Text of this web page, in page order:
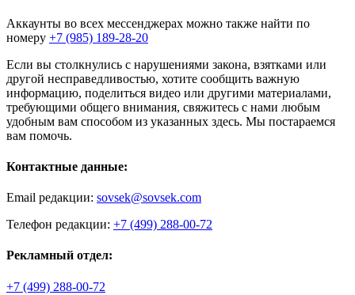
Аккаунты во всех мессенджерах можно также найти по
номеру +7 (985) 189-28-20
Если вы столкнулись с нарушениями закона, взятками или
другой несправедливостью, хотите сообщить важную
информацию, поделиться видео или другими материалами,
требующими общего внимания, свяжитесь с нами любым
удобным вам способом из указанных здесь. Мы постараемся
вам помочь.
Контактные данные:
Email редакции: sovsek@sovsek.com
Телефон редакции: +7 (499) 288-00-72
Рекламный отдел:
+7 (499) 288-00-72